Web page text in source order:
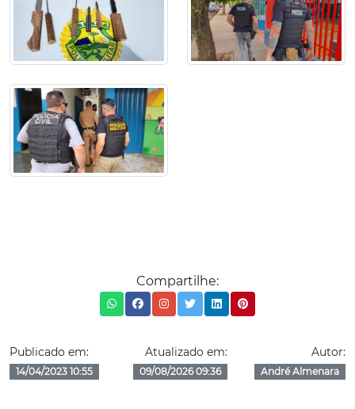
Compartilhe:
Publicado em:
14/04/2023 10:55
Atualizado em:
09/08/2026 09:36
Autor:
André Almenara